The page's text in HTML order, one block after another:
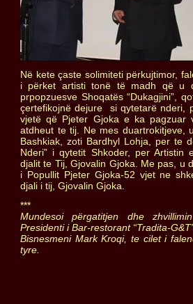
Në kete çaste solimiteti përkujtimor,
i përket artisti tonë të madh që u
prpopzuesve Shoqatës “Dukagjini”,
çertefikojnë dejure si qytetarë nderi,
vjetë që Pjeter Gjoka e ka
atdheut te tij. Ne mes duartrokitjeve,
Bashkiak, zoti Bardhyl Lohja, per te
Nderi” i qytetit Shkoder, per Artistin
djalit te Tij, Gjovalin Gjoka. Me pas, u
i Popullit Pjeter Gjoka-52 vjet ne
djali i tij, Gjovalin Gjoka.
***
Mundesoi përgatitjen dhe
Presidenti i Bar-restorant “Tradita-
Bisnesmeni Mark Kroqi, te cilet i
tyre.